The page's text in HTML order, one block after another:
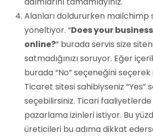
Alanları doldururken mailchimp
yöneltiyor. “Does your
online?” burada servis size
satmadığınızı soruyor. Eğer
burada “No” seçeneğini seçerek
Ticaret sitesi sahibiyseniz “Yes”
seçebilirsiniz. Ticari
pazarlama izinleri istiyor. Bu
üreticileri bu adıma dikkat